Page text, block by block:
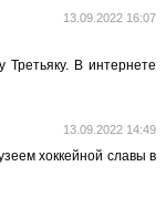
13.09.2022 16:07
Третьяку. В интернете
13.09.2022 14:49
хоккейной славы в